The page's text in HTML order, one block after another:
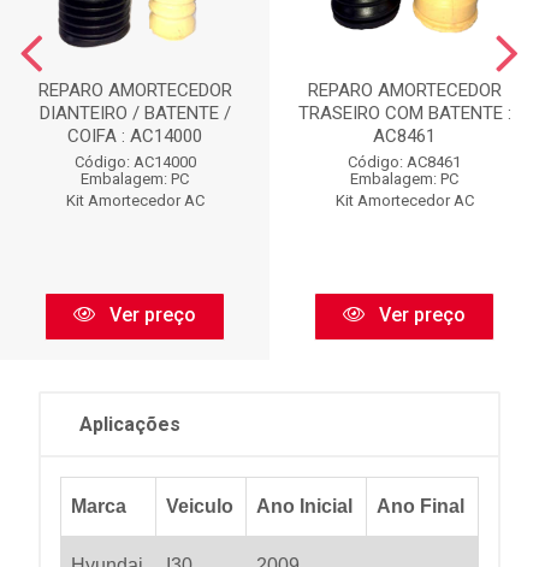
REPARO AMORTECEDOR
DIANTEIRO / BATENTE /
COIFA : AC14000
Código: AC14000
Embalagem: PC
Kit Amortecedor AC
Ver preço
REPARO AMORTECEDOR
TRASEIRO COM BATENTE :
AC8461
Código: AC8461
Embalagem: PC
Kit Amortecedor AC
Ver preço
Aplicações
Marca Veiculo Ano Inicial Ano Final